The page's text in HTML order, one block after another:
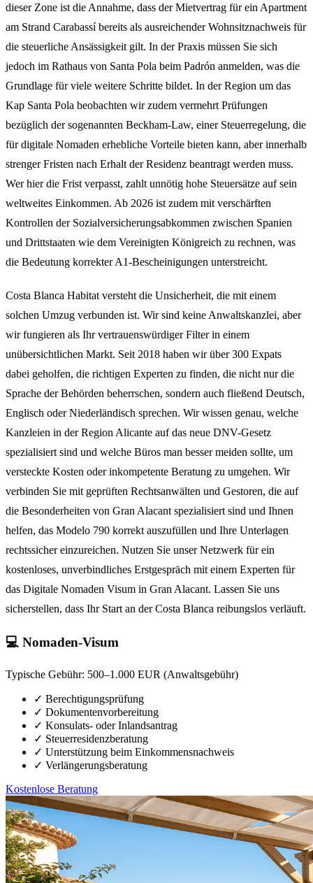
dieser Zone ist die Annahme, dass der Mietvertrag für ein Apartment
am Strand Carabassí bereits als ausreichender Wohnsitznachweis für
die steuerliche Ansässigkeit gilt. In der Praxis müssen Sie sich
jedoch im Rathaus von Santa Pola beim Padrón anmelden, was die
Grundlage für viele weitere Schritte bildet. In der Region um das
Kap Santa Pola beobachten wir zudem vermehrt Prüfungen
bezüglich der sogenannten Beckham-Law, einer Steuerregelung, die
für digitale Nomaden erhebliche Vorteile bieten kann, aber innerhalb
strenger Fristen nach Erhalt der Residenz beantragt werden muss.
Wer hier die Frist verpasst, zahlt unnötig hohe Steuersätze auf sein
weltweites Einkommen. Ab 2026 ist zudem mit verschärften
Kontrollen der Sozialversicherungsabkommen zwischen Spanien
und Drittstaaten wie dem Vereinigten Königreich zu rechnen, was
die Bedeutung korrekter A1-Bescheinigungen unterstreicht.
Costa Blanca Habitat versteht die Unsicherheit, die mit einem
solchen Umzug verbunden ist. Wir sind keine Anwaltskanzlei, aber
wir fungieren als Ihr vertrauenswürdiger Filter in einem
unübersichtlichen Markt. Seit 2018 haben wir über 300 Expats
dabei geholfen, die richtigen Experten zu finden, die nicht nur die
Sprache der Behörden beherrschen, sondern auch fließend Deutsch,
Englisch oder Niederländisch sprechen. Wir wissen genau, welche
Kanzleien in der Region Alicante auf das neue DNV-Gesetz
spezialisiert sind und welche Büros man besser meiden sollte, um
versteckte Kosten oder inkompetente Beratung zu umgehen. Wir
verbinden Sie mit geprüften Rechtsanwälten und Gestoren, die auf
die Besonderheiten von Gran Alacant spezialisiert sind und Ihnen
helfen, das Modelo 790 korrekt auszufüllen und Ihre Unterlagen
rechtssicher einzureichen. Nutzen Sie unser Netzwerk für ein
kostenloses, unverbindliches Erstgespräch mit einem Experten für
das Digitale Nomaden Visum in Gran Alacant. Lassen Sie uns
sicherstellen, dass Ihr Start an der Costa Blanca reibungslos verläuft.
💻 Nomaden-Visum
Typische Gebühr: 500–1.000 EUR (Anwaltsgebühr)
✓ Berechtigungsprüfung
✓ Dokumentenvorbereitung
✓ Konsulats- oder Inlandsantrag
✓ Steuerresidenzberatung
✓ Unterstützung beim Einkommensnachweis
✓ Verlängerungsberatung
Kostenlose Beratung